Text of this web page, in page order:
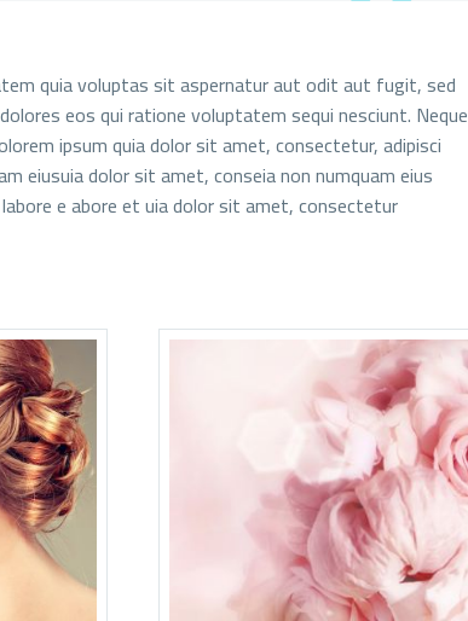
quia voluptas sit aspernatur aut odit aut fugit, sed
eos qui ratione voluptatem sequi nesciunt. Neque
ipsum quia dolor sit amet, consectetur, adipisci
eiusuia dolor sit amet, conseia non numquam eius
e abore et uia dolor sit amet, consectetur